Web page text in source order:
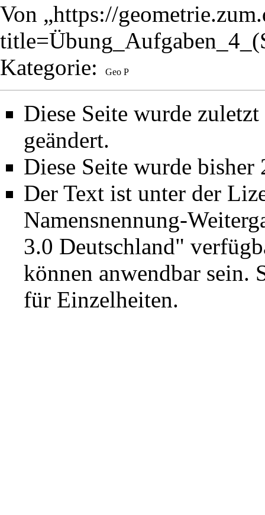
Von „https://
Kategorie: Geo P
Diese Seite wurde
geändert.
Diese Seite wurde
Der Text ist unter der
Namensnennung-
3.0 Deutschland"
können anwendbar sein.
für Einzelheiten.